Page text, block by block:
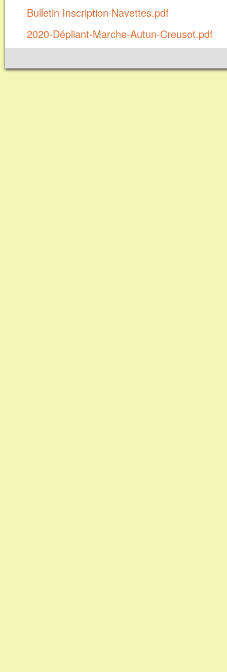
Bulletin Inscription Navettes.pdf
2020-Dépliant-Marche-Autun-Creusot.pdf